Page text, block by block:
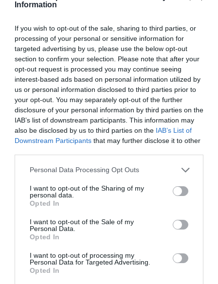
Information
If you wish to opt-out of the sale, sharing to third parties, or
processing of your personal or sensitive information for
targeted advertising by us, please use the below opt-out
section to confirm your selection. Please note that after your
opt-out request is processed you may continue seeing
interest-based ads based on personal information utilized by
us or personal information disclosed to third parties prior to
your opt-out. You may separately opt-out of the further
disclosure of your personal information by third parties on the
IAB’s list of downstream participants. This information may
also be disclosed by us to third parties on the IAB’s List of
Downstream Participants that may further disclose it to other
Personal Data Processing Opt Outs
I want to opt-out of the Sharing of my
personal data.
Opted In
I want to opt-out of the Sale of my
Personal Data.
Opted In
I want to opt-out of processing my
Personal Data for Targeted Advertising.
Opted In
Google de forma gratuïta
Estigues informat amb les últimes notícies d'actualitat
ACTIVAR ARA
RELACIONADES
augment de 30.000
afiliats a la
estrangers a la
Seguretat Social
Seguretat